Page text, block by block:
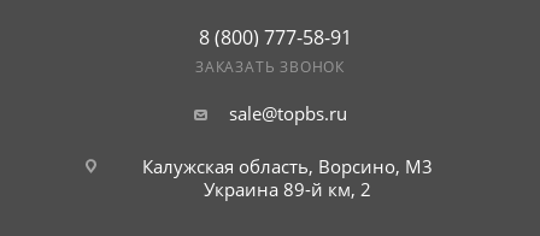
8 (800) 777-58-91
ЗАКАЗАТЬ ЗВОНОК
sale@topbs.ru
Калужская область, Ворсино, М3
Украина 89-й км, 2